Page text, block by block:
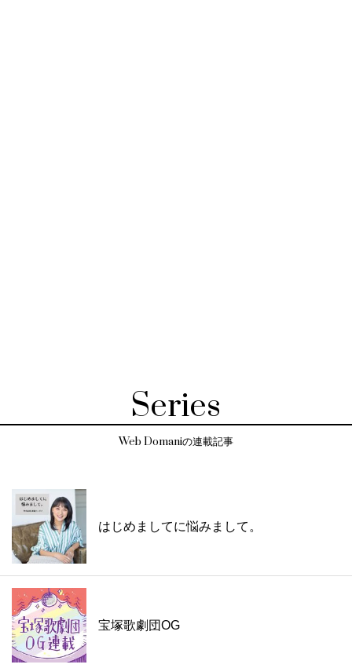
Series
Web Domaniの連載記事
はじめましてに悩みまして。
宝塚歌劇団OG